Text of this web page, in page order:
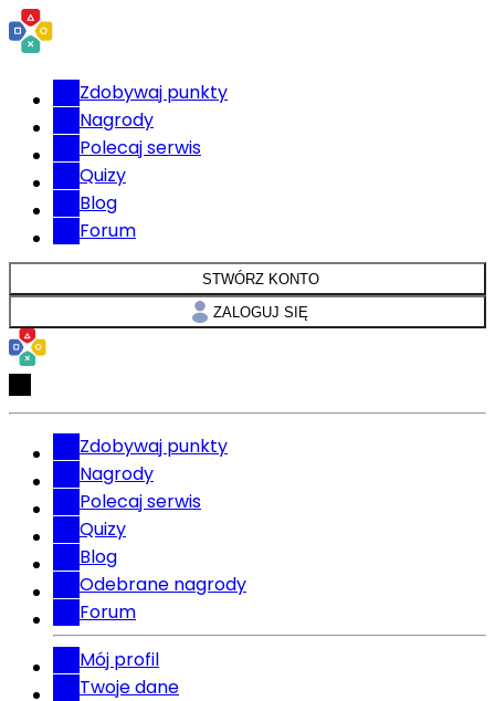
Zdobywaj punkty
Nagrody
Polecaj serwis
Quizy
Blog
Forum
STWÓRZ KONTO
ZALOGUJ SIĘ
Zdobywaj punkty
Nagrody
Polecaj serwis
Quizy
Blog
Odebrane nagrody
Forum
Mój profil
Twoje dane